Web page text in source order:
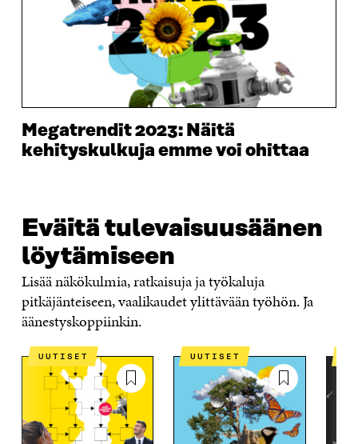
Megatrendit 2023: Näitä
kehityskulkuja emme voi ohittaa
Eväitä tulevaisuusäänen
löytämiseen
Lisää näkökulmia, ratkaisuja ja työkaluja
pitkäjänteiseen, vaalikaudet ylittävään työhön. Ja
äänestyskoppiinkin.
UUTISET UUTISET